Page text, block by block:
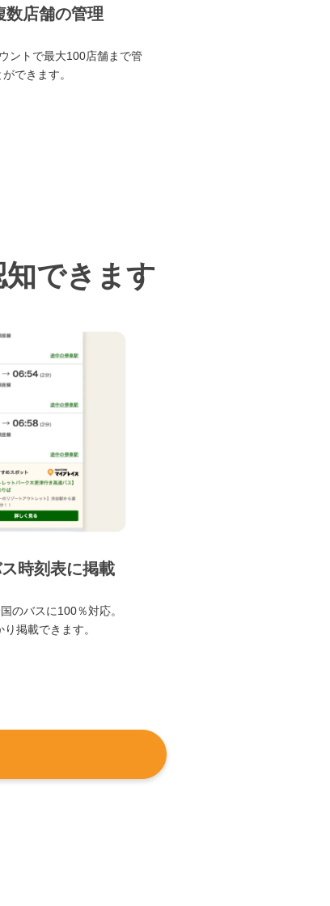
数店舗の管理
ントで最大100店舗まで管
できます。
できます
時刻表に掲載
のバスに100％対応。
掲載できます。